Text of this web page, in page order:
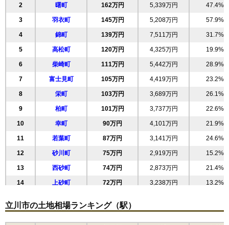
2 曙町 162万円 5,339万円 47.4%
3 羽衣町 145万円 5,208万円 57.9%
4 錦町 139万円 7,511万円 31.7%
5 高松町 120万円 4,325万円 19.9%
6 柴崎町 111万円 5,442万円 28.9%
7 富士見町 105万円 4,419万円 23.2%
8 栄町 103万円 3,689万円 26.1%
9 柏町 101万円 3,737万円 22.6%
10 幸町 90万円 4,101万円 21.9%
11 若葉町 87万円 3,141万円 24.6%
12 砂川町 75万円 2,919万円 15.2%
13 西砂町 74万円 2,873万円 21.4%
14 上砂町 72万円 3,238万円 13.2%
立川市の土地相場ランキング（駅）